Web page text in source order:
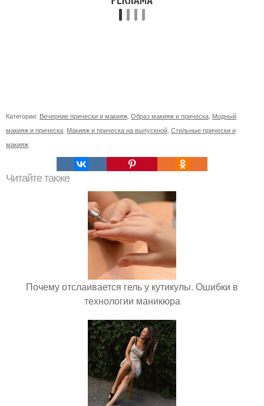
Категории: Вечерние прически и макияж, Образ макияж и прическа, Модный
макияж и прическа, Макияж и прическа на выпускной, Стильные прически и
макияж
Читайте также
Почему отслаивается гель у кутикулы. Ошибки в
технологии маникюра